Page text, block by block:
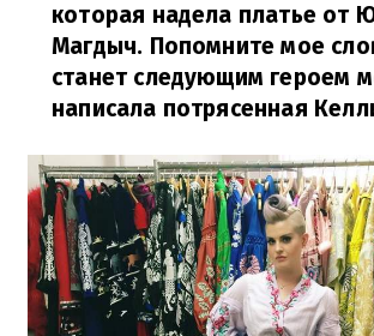
которая надела платье от
Магдыч. Попомните мое
станет следующим героем
написала потрясенная